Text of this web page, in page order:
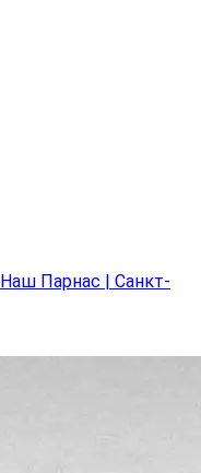
Наш Парнас | Санкт-